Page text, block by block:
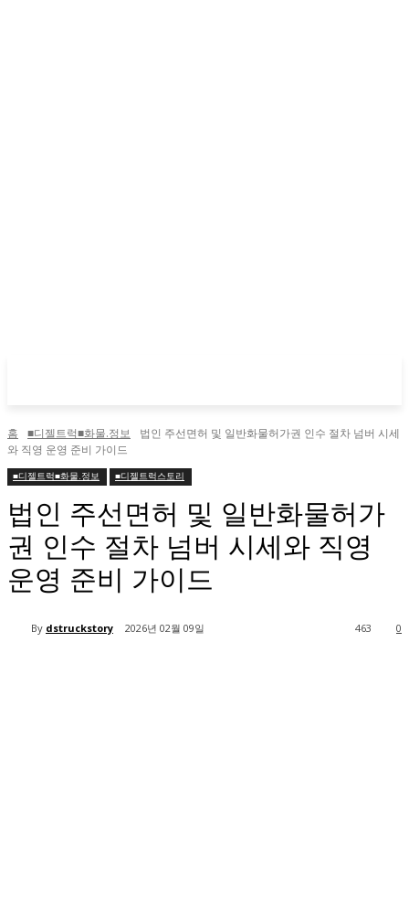
홈 ■디젤트럭■화물.정보
법인 주선면허 및 일반화물허가권 인수 절차 넘버 시세
와 직영 운영 준비 가이드
■디젤트럭■화물.정보 ■디젤트럭스토리
법인 주선면허 및 일반화물허가
권 인수 절차 넘버 시세와 직영
운영 준비 가이드
By dstruckstory 2026년 02월 09일 0
463